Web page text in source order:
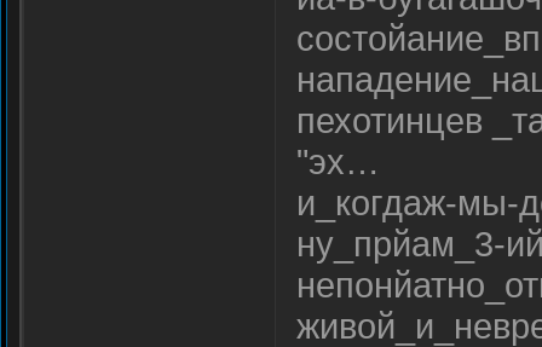
пехотинцев
"эх…
и_когдаж-мы-
ну_прйам_3-